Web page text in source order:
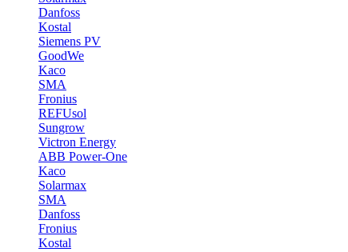
Danfoss
Kostal
Siemens PV
GoodWe
Kaco
SMA
Fronius
REFUsol
Sungrow
Victron Energy
ABB Power-One
Kaco
Solarmax
SMA
Danfoss
Fronius
Kostal